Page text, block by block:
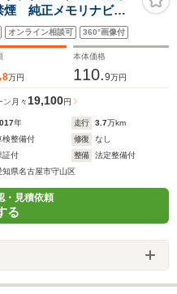
煙 純正メモリナビ
側電動スライドド
ート 車線逸脱防止
ール 純正フロアマ
オンライン相談可 360°画像付
8万円
本体価格
110.9万円
ン 月々 19,100円
年 走行 3.7万km
検整備付 修復
なし
証付 整備
法定整備付
知県名古屋市守山区
・見積依頼
る